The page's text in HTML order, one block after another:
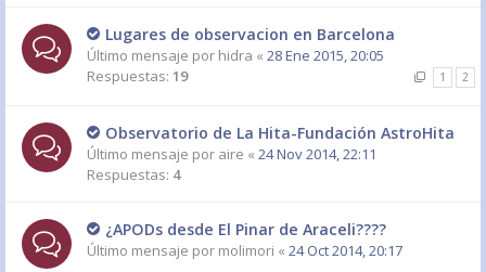
Lugares de observacion en Barcelona
Último mensaje por hidra « 28 Ene 2015, 20:05
Respuestas: 19 1 2
Observatorio de La Hita-Fundación AstroHita
Último mensaje por aire « 24 Nov 2014, 22:11
Respuestas: 4
¿APODs desde El Pinar de Araceli????
Último mensaje por molimori « 24 Oct 2014, 20:17